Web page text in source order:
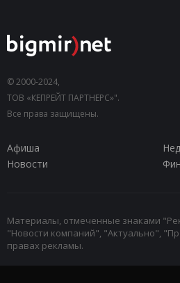
© 2000-2024,
ТОВ «КЕПРЕЙТ ПАРТНЕРС»".
Все права защищены.
Афиша
Новости
Материалы, отмеченные знаками
"Новости компаний", "Актуально",
правах рекламы.